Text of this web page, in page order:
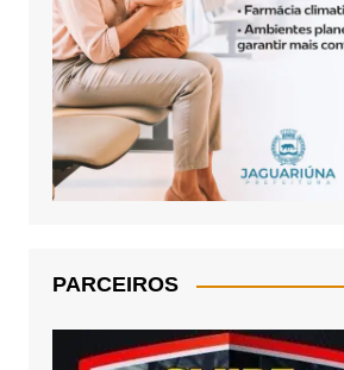
PARCEIROS